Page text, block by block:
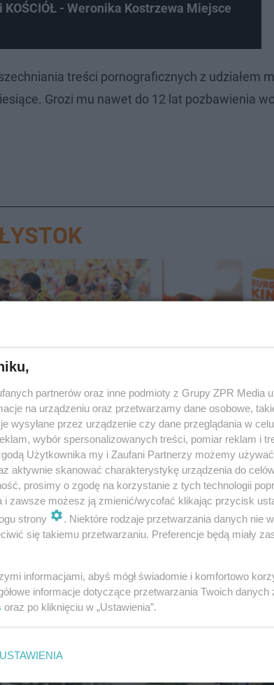
KOŚCIÓŁ - Weronika Kostrzewa Miejsce
treści pornograficznych z udziałem
Grozi mu nawet do 12 lat pozbawienia
Czas na mecz 3.
BP Ekstraklasy
Burger King
lokal w
DRAMAT W
Goleniowie!
partnerów oraz inne podmioty z Grupy ZPR Media
na urządzeniu oraz przetwarzamy dane osobowe,
wysyłane przez urządzenie czy dane przeglądania w
wybór spersonalizowanych treści, pomiar reklam i
Użytkownika my i Zaufani Partnerzy możemy
aktywnie skanować charakterystykę urządzenia do
prosimy o zgodę na korzystanie z tych technologii
i zawsze możesz ją zmienić/wycofać klikając przycisk
strony
. Niektóre rodzaje przetwarzania danych nie
się takiemu przetwarzaniu. Preferencje będą miały
informacjami, abyś mógł świadomie i komfortowo
informacje dotyczące przetwarzania Twoich danych
oraz po kliknięciu w „Ustawienia”.
USTAWIENIA